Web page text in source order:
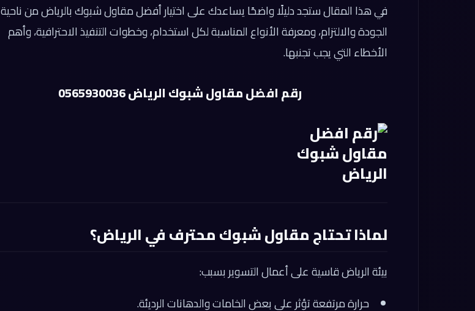
في هذا المقال ستجد دليلًا واضحًا يساعدك على اختيار أفضل مقاول شبوك بالرياض من ناحية
الجودة والالتزام، ومعرفة الأنواع المناسبة لكل استخدام، وخطوات التنفيذ الاحترافية، وأهم
الأخطاء التي يجب تجنبها.
رقم افضل مقاول شبوك الرياض 0565930036
لماذا تحتاج مقاول شبوك محترف في الرياض؟
بيئة الرياض قاسية على أعمال التسوير بسبب:
حرارة مرتفعة تؤثر على بعض الخامات والدهانات الرديئة.